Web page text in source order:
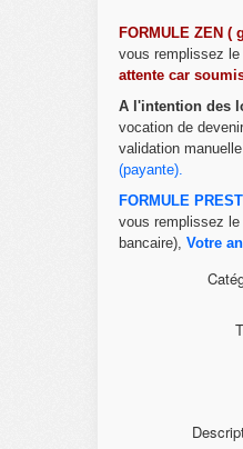
FORMULE ZEN (
vous remplissez
attente car
A l'intention des
vocation de
validation
(payante).
FORMULE
vous remplissez
bancaire), Votre